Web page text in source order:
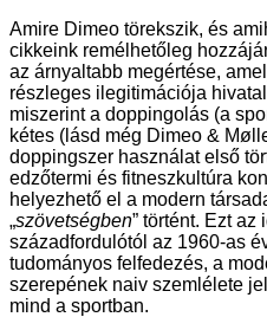
Amire Dimeo törekszik, és
cikkeink remélhetőleg
az árnyaltabb megértése,
részleges ilegitimációja
miszerint a doppingolás (a
kétes (lásd még Dimeo &
doppingszer használat első
edzőtermi és fitneszkultúra
helyezhető el a modern
„szövetségben” történt. Ezt
századfordulótól az 1960-as
tudományos felfedezés, a
szerepének naiv szemlélete
mind a sportban.